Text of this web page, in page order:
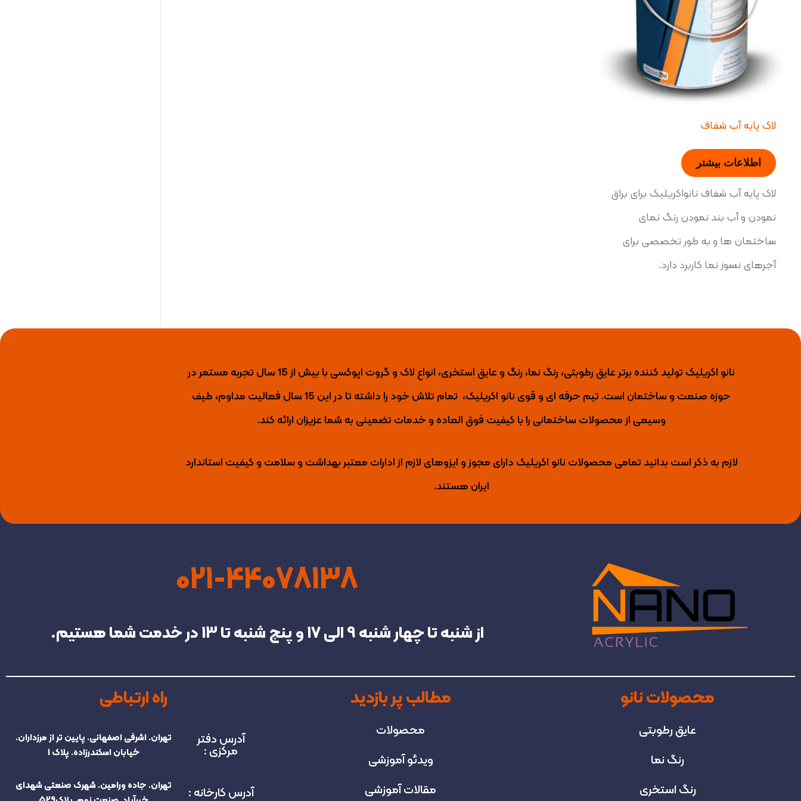
لاک پایه آب شفاف
اطلاعات بیشتر
لاک پایه آب شفاف نانواکریلیک برای براق
نمودن و آب بند نمودن رنگ نمای
ساختمان ها و به طور تخصصی برای
آجرهای نسوز نما کاربرد دارد.
نانو اکریلیک تولید کننده برتر عایق رطوبتی، رنگ نما، رنگ و عایق استخری، انواع لاک و گروت اپوکسی با بیش از 15 سال تجربه مستمر در
حوزه صنعت و ساختمان است. تیم حرفه ای و قوی نانو اکریلیک، تمام تلاش خود را داشته تا
در این 15 سال فعالیت مداوم، طیف
وسیعی از محصولات ساختمانی را با کیفیت فوق العاده و خدمات تضمینی به شما عزیزان ارائه کند.
لازم به ذکر است بدانید تمامی محصولات نانو اکریلیک دارای مجوز و ایزوهای لازم از ادارات معتبر بهداشت و سلامت و کیفیت استاندارد
ایران هستند.
021-44078138
از شنبه تا چهار شنبه‌ 9 الی 17 و پنج شنبه تا 13 در خدمت شما هستیم.
محصولات نانو
عایق رطوبتی
رنگ نما
رنگ استخری
مطالب پر بازدید
محصولات
ویدئو آموزشی
مقالات آموزشی
راه ارتباطی
آدرس دفتر
مرکزی :
تهران. اشرفی اصفهانی. پایین تر از مرزداران.
خیابان اسکندرزاده. پلاک 1
آدرس کارخانه :
تهران. جاده ورامین. شهرک صنعتی شهدای